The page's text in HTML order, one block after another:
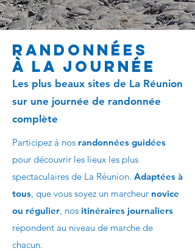
Randonnées
à la journée
Les plus beaux sites de La Réunion
sur une journée de randonnée
complète
Participez à nos randonnées guidées
pour découvrir les lieux les plus
spectaculaires de La Réunion. Adaptées à
tous, que vous soyez un marcheur novice
ou régulier, nos itinéraires journaliers
répondent au niveau de marche de
chacun.